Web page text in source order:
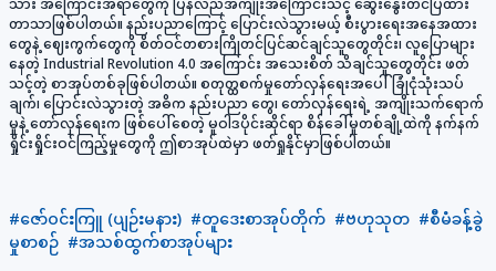
တာသာဖြစ်ပါတယ်။ နည်းပညာကြောင့် ပြောင်းလဲသွားမယ့် စီးပွားရေးအနေအထား
တွေနဲ့ ဈေးကွက်တွေကို စိတ်ဝင်တစားကြိုတင်ပြင်ဆင်ချင်သူတွေတိုင်း၊ လူပြောများ
နေတဲ့ Industrial Revolution 4.0 အကြောင်း အသေးစိတ် သိချင်သူတွေတိုင်း ဖတ်
သင့်တဲ့ စာအုပ်တစ်ခုဖြစ်ပါတယ်။ စတုတ္ထစက်မှုတော်လှန်ရေးအပေါ် ခြုံငုံသုံးသပ်
ချက်၊ ပြောင်းလဲသွားတဲ့ အဓိက နည်းပညာ တွေ၊ တော်လှန်ရေးရဲ့ အကျိုးသက်ရောက်
မှုနဲ့ တော်လှန်ရေးက ဖြစ်ပေါ်စေတဲ့ မူဝါဒပိုင်းဆိုင်ရာ စိန်ခေါ်မှုတစ်ချို့ထဲကို နက်နက်
ရှိုင်းရှိုင်းဝင်ကြည့်မှုတွေကို ဤစာအုပ်ထဲမှာ ဖတ်ရှုနိုင်မှာဖြစ်ပါတယ်။
#ဇော်ဝင်းကြူ (ပျဉ်းမနား) #တူဒေးစာအုပ်တိုက် #ဗဟုသုတ #စီမံခန့်ခွဲ
မှုစာစဉ် #အသစ်ထွက်စာအုပ်များ